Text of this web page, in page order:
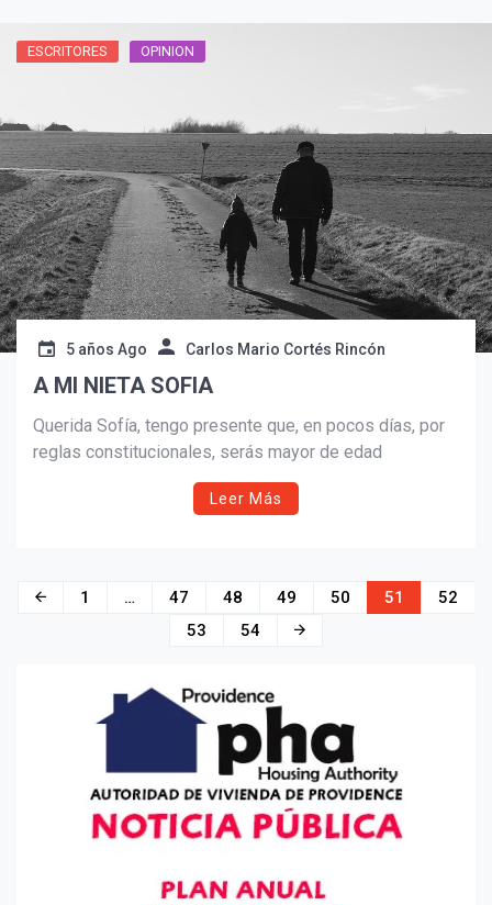
ESCRITORES OPINION
5 años Ago Carlos Mario Cortés Rincón
A MI NIETA SOFIA
Querida Sofía, tengo presente que, en pocos días, por
reglas constitucionales, serás mayor de edad
Leer Más
Navegación
1 … 47 48 49 50 51
52
53
54